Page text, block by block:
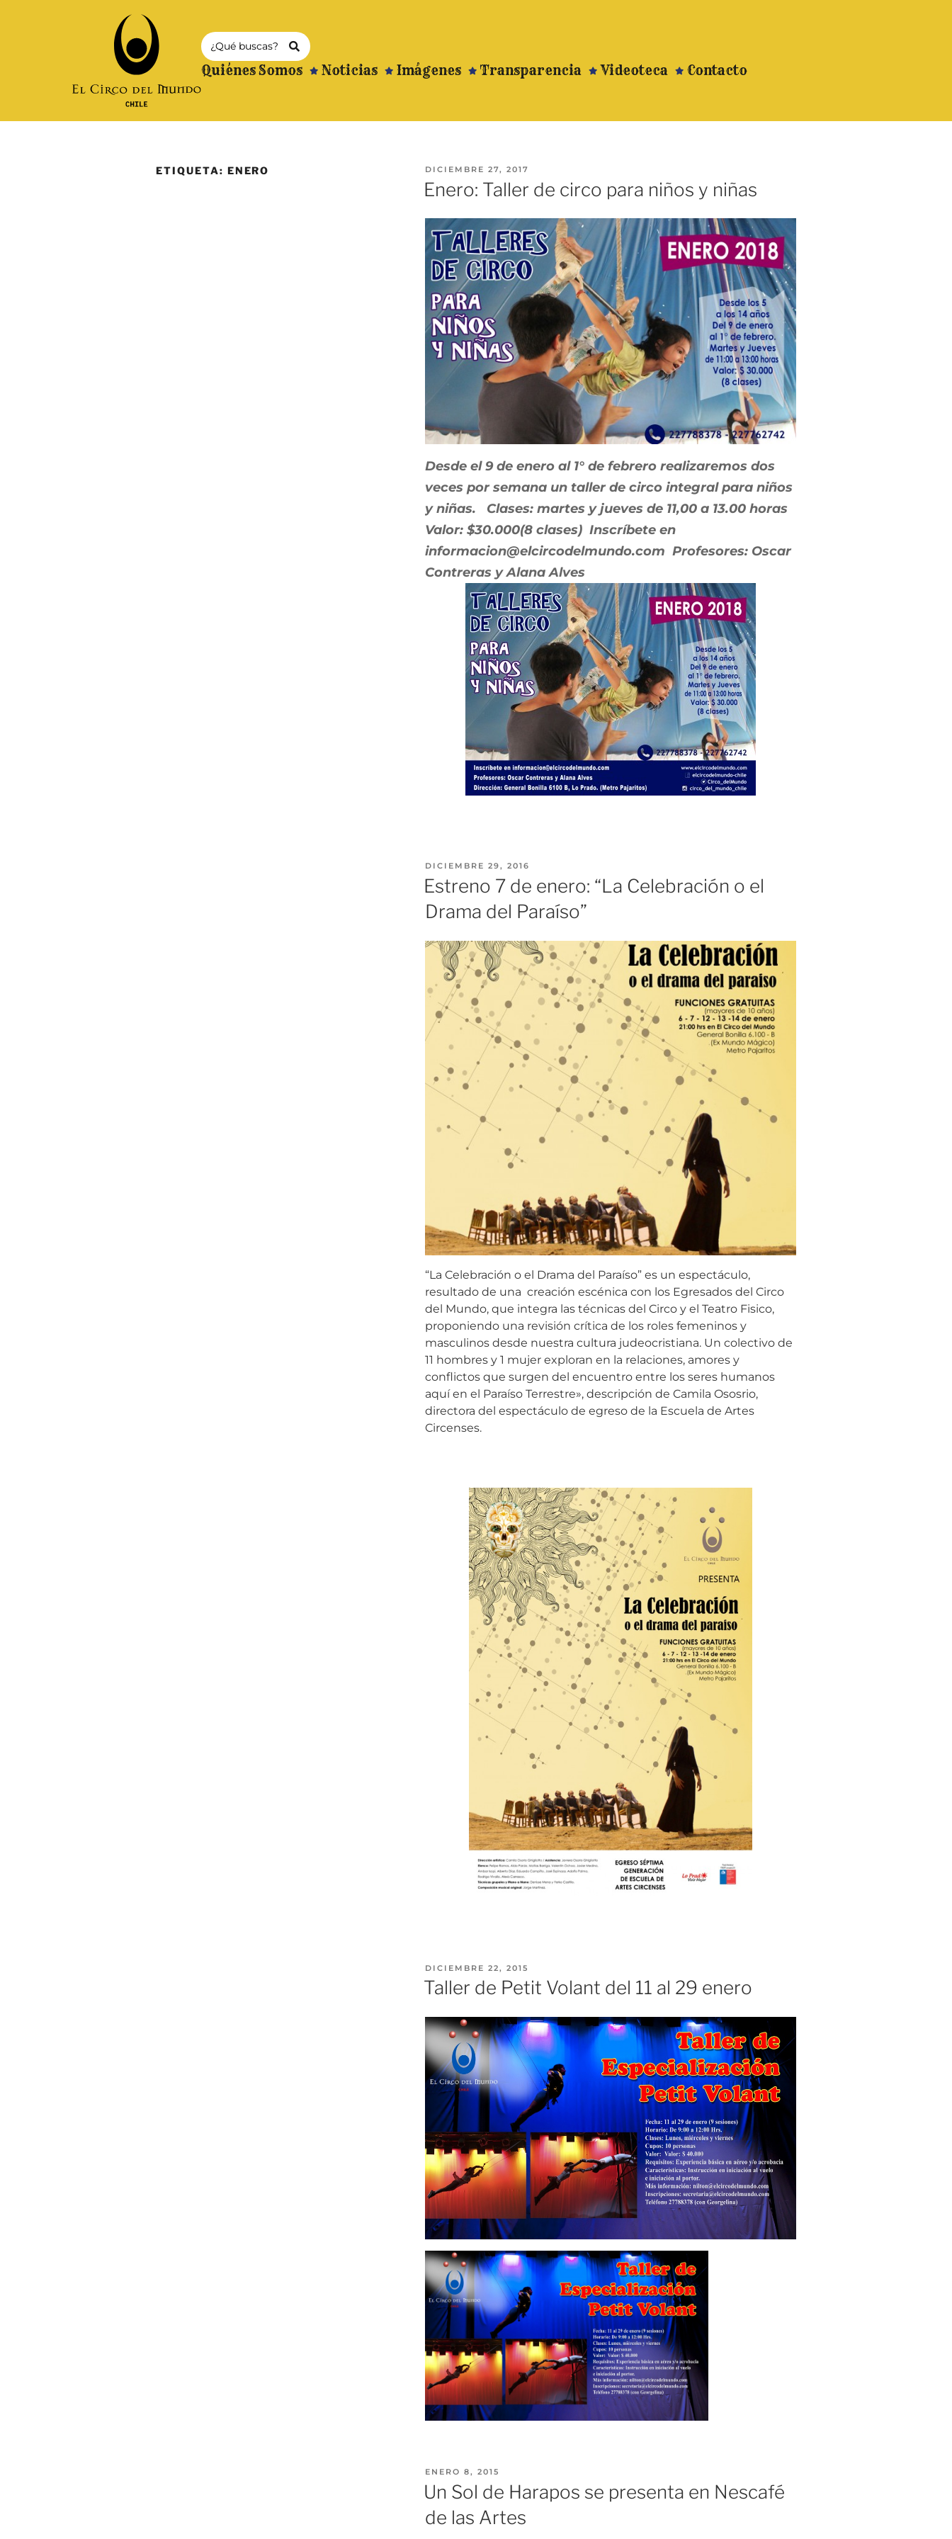
Quiénes Somos Noticias Imágenes Transparencia Videoteca Contacto
ETIQUETA: ENERO DICIEMBRE 27, 2017
Enero: Taller de circo para niños y niñas
Desde el 9 de enero al 1° de febrero realizaremos dos
veces por semana un taller de circo integral para niños
y niñas.
Clases: martes y jueves de 11,00 a 13.00 horas
Valor: $30.000(8 clases) Inscríbete en
informacion@elcircodelmundo.com Profesores: Oscar
Contreras y Alana Alves
DICIEMBRE 29, 2016
Estreno 7 de enero: “La Celebración o el
Drama del Paraíso”
“La Celebración o el Drama del Paraíso” es un espectáculo,
resultado de una creación escénica con los Egresados del Circo
del Mundo, que integra las técnicas del Circo y el Teatro Fisico,
proponiendo una revisión crítica de los roles femeninos y
masculinos desde nuestra cultura judeocristiana. Un colectivo de
11 hombres y 1 mujer exploran en la relaciones, amores y
conflictos que surgen del encuentro entre los seres humanos
aquí en el Paraíso Terrestre», descripción de Camila Ososrio,
directora del espectáculo de egreso de la Escuela de Artes
Circenses.
DICIEMBRE 22, 2015
Taller de Petit Volant del 11 al 29 enero
ENERO 8, 2015
Un Sol de Harapos se presenta en Nescafé
de las Artes